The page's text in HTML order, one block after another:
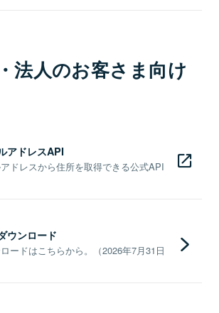
法人のお客さま向け
アドレスAPI
ドレスから住所を取得できる公式API
ウンロード
ードはこちらから。（2026年7月31日